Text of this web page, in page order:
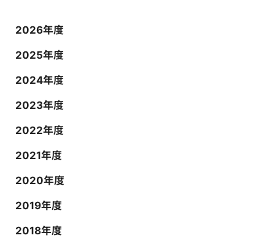
2026年度
2025年度
2024年度
2023年度
2022年度
2021年度
2020年度
2019年度
2018年度